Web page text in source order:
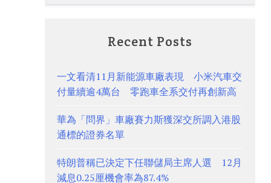
Recent Posts
一文看清11月新能源車廠表現 小米汽車交
付量續逾4萬台 零跑車全系交付再創新高
華為「問界」車廠賽力斯獲深交所調入港股
通標的證券名單
特朗普稱已決定下任聯儲局主席人選 12月
減息0.25厘機會率為87.4%